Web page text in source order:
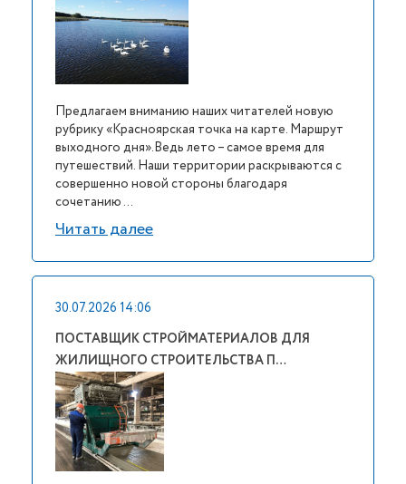
Предлагаем вниманию наших читателей новую
рубрику «Красноярская точка на карте. Маршрут
выходного дня».Ведь лето – самое время для
путешествий. Наши территории раскрываются с
совершенно новой стороны благодаря
сочетанию ...
Читать далее
30.07.2026 14:06
ПОСТАВЩИК СТРОЙМАТЕРИАЛОВ ДЛЯ
ЖИЛИЩНОГО СТРОИТЕЛЬСТВА П…